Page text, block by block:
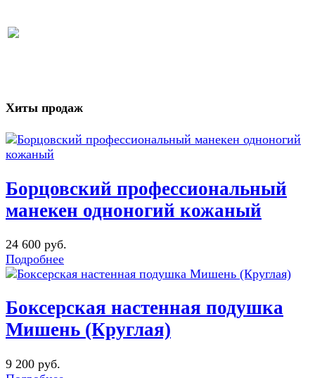
Хиты продаж
Борцовский профессиональный
манекен одноногий кожаный
24 600 руб.
Подробнее
Боксерская настенная подушка
Мишень (Круглая)
9 200 руб.